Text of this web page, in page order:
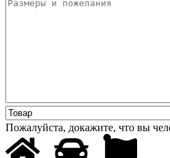
Пожалуйста, докажите, что вы